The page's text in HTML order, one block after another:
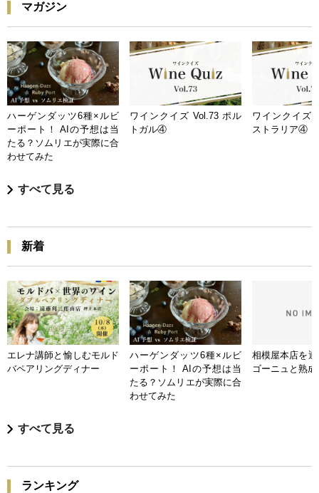
マガジン
ハーゲンダッツ6種×ルビ
ーポート！ AIの予想は当
たる？ソムリエが実際に合
わせてみた
ワインクイズ Vol.73 ポル
トガル④
ワインクイズ
ストラリア④
すべて見る
新着
エレナ講師と愉しむモルド
バペアリングディナー
ハーゲンダッツ6種×ルビ
ーポート！ AIの予想は当
たる？ソムリエが実際に合
わせてみた
相模屋本店を
ゴーニュと熟
すべて見る
ランキング